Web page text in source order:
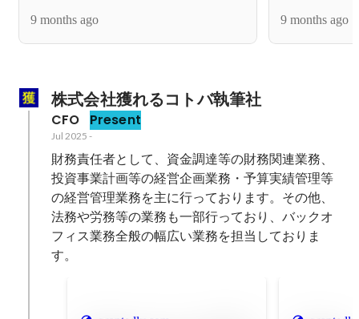
9 months ago
9 months ago
株式会社獲れるコトバ執筆社
CFO Present
Jul 2025 -
財務責任者として、資金調達等の財務関連業務、
投資事業計画等の経営企画業務・予算実績管理等
の経営管理業務を主に行っております。その他、
法務や労務等の業務も一部行っており、バックオ
フィス業務全般の幅広い業務を担当しておりま
す。